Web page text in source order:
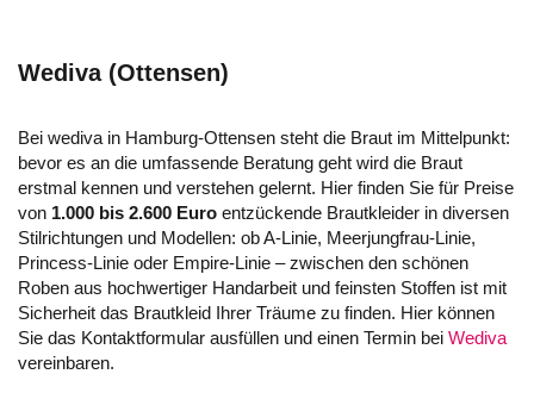
Wediva (Ottensen)
Bei wediva in Hamburg-Ottensen steht die Braut im Mittelpunkt:
bevor es an die umfassende Beratung geht wird die Braut
erstmal kennen und verstehen gelernt. Hier finden Sie für Preise
von 1.000 bis 2.600 Euro entzückende Brautkleider in diversen
Stilrichtungen und Modellen: ob A-Linie, Meerjungfrau-Linie,
Princess-Linie oder Empire-Linie – zwischen den schönen
Roben aus hochwertiger Handarbeit und feinsten Stoffen ist mit
Sicherheit das Brautkleid Ihrer Träume zu finden. Hier können
Sie das Kontaktformular ausfüllen und einen Termin bei Wediva
vereinbaren.